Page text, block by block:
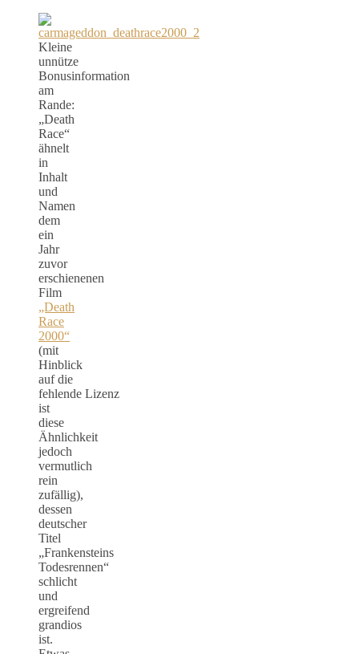
Kleine
unnütze
Bonusinformation
am
Rande:
„Death
Race“
ähnelt
in
Inhalt
und
Namen
dem
ein
Jahr
zuvor
erschienenen
Film
„Death
Race
2000“
(mit
Hinblick
auf die
fehlende Lizenz
ist
diese
Ähnlichkeit
jedoch
vermutlich
rein
zufällig),
dessen
deutscher
Titel
„Frankensteins
Todesrennen“
schlicht
und
ergreifend
grandios
ist.